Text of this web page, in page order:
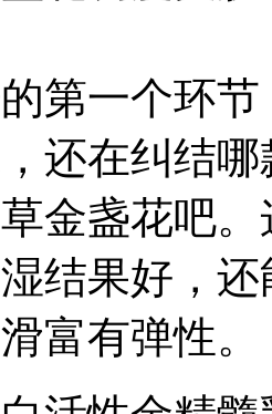
第一个环
还在纠结
金盏花吧
结果好，
富有弹性。